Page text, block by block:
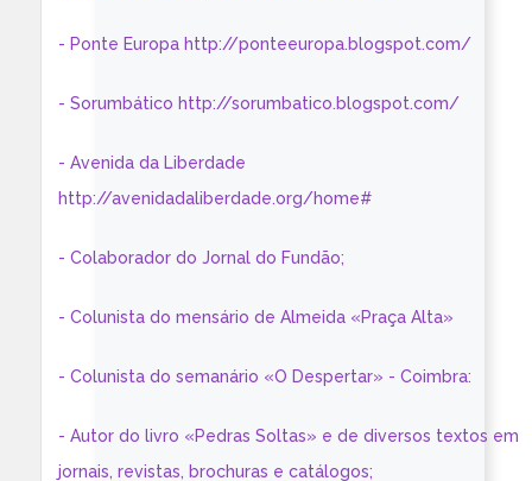
- Ponte Europa http://ponteeuropa.blogspot.com/
- Sorumbático http://sorumbatico.blogspot.com/
- Avenida da Liberdade
http://avenidadaliberdade.org/home#
- Colaborador do Jornal do Fundão;
- Colunista do mensário de Almeida «Praça Alta»
- Colunista do semanário «O Despertar» - Coimbra:
- Autor do livro «Pedras Soltas» e de diversos textos em
jornais, revistas, brochuras e catálogos;